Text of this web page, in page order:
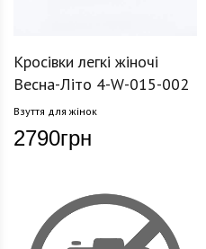
Кросівки легкі жіночі
Весна-Літо 4-W-015-002
Взуття для жінок
2790грн